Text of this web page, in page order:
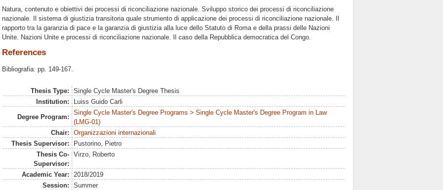
Natura, contenuto e obiettivi dei processi di riconciliazione nazionale. Sviluppo storico dei processi di riconciliazione
nazionale. Il sistema di giustizia transitoria quale strumento di applicazione dei processi di riconciliazione nazionale. Il
rapporto tra la garanzia di pace e la garanzia di giustizia alla luce dello Statuto di Roma e della prassi delle Nazioni
Unite. Nazioni Unite e processi di riconciliazione nazionale. Il caso della Repubblica democratica del Congo.
References
Bibliografia: pp. 149-167.
Thesis Type:
Single Cycle Master's Degree Thesis
Institution:
Luiss Guido Carli
Degree Program:
Single Cycle Master's Degree Programs > Single Cycle Master's Degree Program in Law
(LMG-01)
Chair:
Organizzazioni internazionali
Thesis Supervisor:
Pustorino, Pietro
Thesis Co-
Supervisor:
Virzo, Roberto
Academic Year:
2018/2019
Session:
Summer